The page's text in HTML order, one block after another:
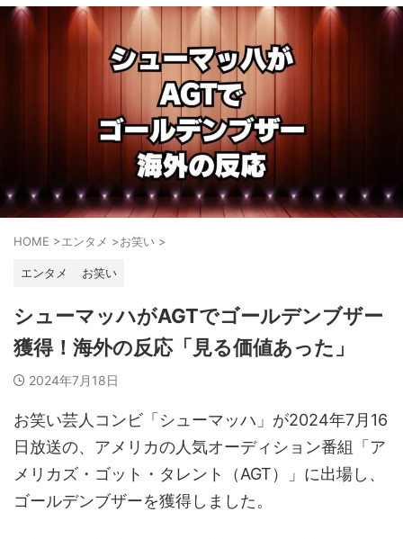
HOME >エンタメ >お笑い >
エンタメ お笑い
シューマッハがAGTでゴールデンブザー
獲得！海外の反応「見る価値あった」
2024年7月18日
お笑い芸人コンビ「シューマッハ」が2024年7月16
日放送の、アメリカの人気オーディション番組「ア
メリカズ・ゴット・タレント（AGT）」に出場し、
ゴールデンブザーを獲得しました。